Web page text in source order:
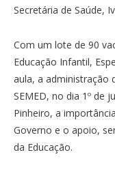
Secretária de Saúde,
Com um lote de 90
Educação Infantil,
aula, a administração
SEMED, no dia 1º de
Pinheiro, a
Governo e o apoio,
da Educação.